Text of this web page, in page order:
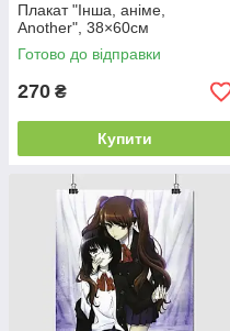
Плакат "Інша, аніме,
Another", 38×60см
Готово до відправки
270 ₴
Купити